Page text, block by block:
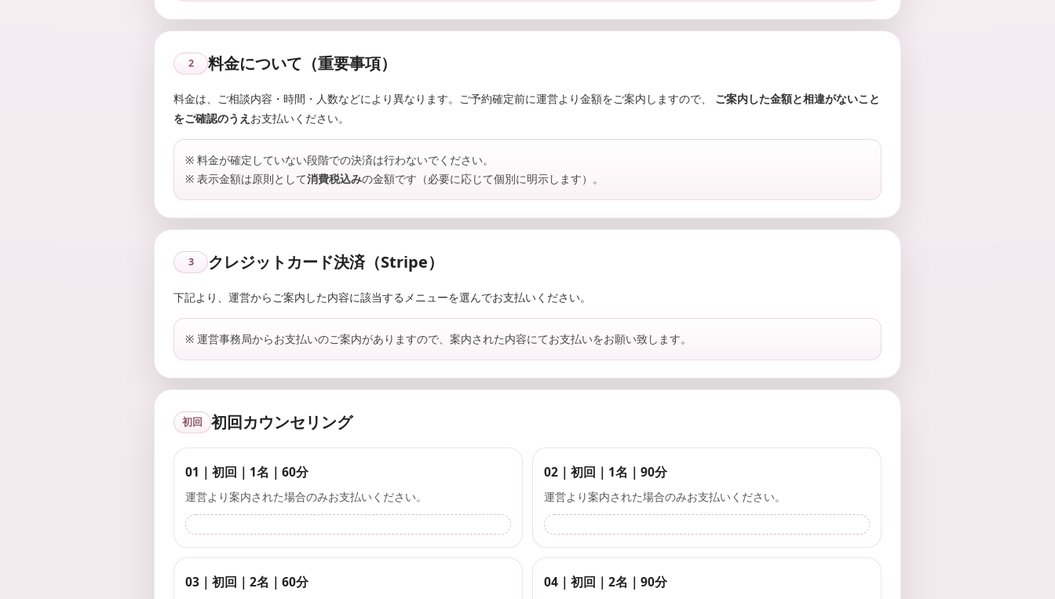
カ
ッ
ル
夫
婦
相
談
の
カ
ラ
ー
り
添
い
、
笑
を
り
戻
せ
る
よ
う
手
伝
い
し
ま
す
。
2 料金について（重要事項）
料金は、ご相談内容・時間・人数などにより異なります。ご予約確定前に運営より金額をご案内しますので、 ご案内した金額と相違がないこと
をご確認のうえ お支払いください。
※ 料金が確定していない段階での決済は行わないでください。
※ 表示金額は原則として消費税込みの金額です（必要に応じて個別に明示します）。
3 クレジットカード決済（Stripe）
下記より、運営からご案内した内容に該当するメニューを選んでお支払いください。
※ 運営事務局からお支払いのご案内がありますので、案内された内容にてお支払いをお願い致します。
初回 初回カウンセリング
01｜初回｜1名｜60分
運営より案内された場合のみお支払いください。
02｜初回｜1名｜90分
運営より案内された場合のみお支払いください。
03｜初回｜2名｜60分 04｜初回｜2名｜90分